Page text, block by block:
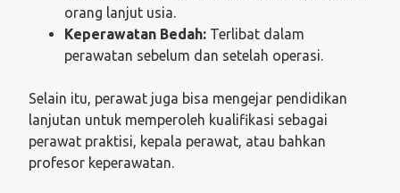
orang lanjut usia.
Keperawatan Bedah: Terlibat dalam
perawatan sebelum dan setelah operasi.
Selain itu, perawat juga bisa mengejar pendidikan
lanjutan untuk memperoleh kualifikasi sebagai
perawat praktisi, kepala perawat, atau bahkan
profesor keperawatan.